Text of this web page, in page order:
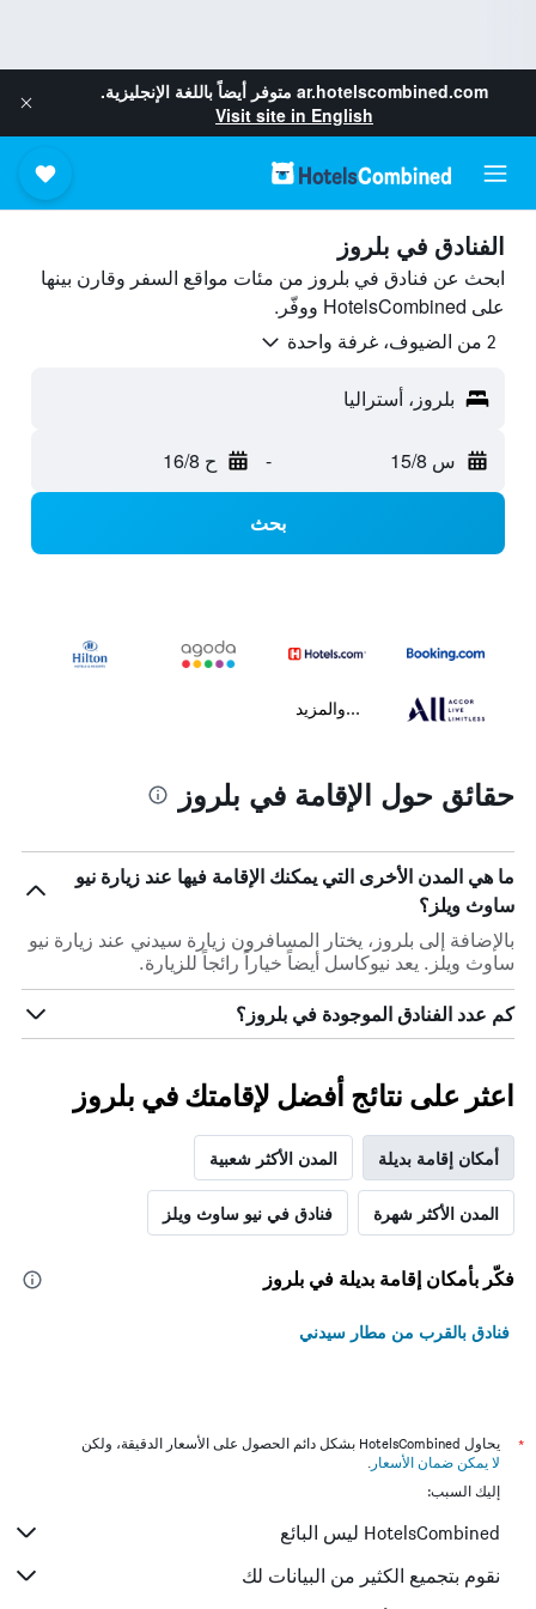
ar.hotelscombined.com متوفر أيضاً باللغة الإنجليزية.
Visit site in English
الفنادق في بلروز
ابحث عن فنادق في بلروز من مئات مواقع السفر وقارن بينها
على HotelsCombined ووفّر.
2 من الضيوف، غرفة واحدة
بلروز، أستراليا
س 15/8 - ح 16/8
بحث
...والمزيد
حقائق حول الإقامة في بلروز
ما هي المدن الأخرى التي يمكنك الإقامة فيها عند زيارة نيو
ساوث ويلز؟
بالإضافة إلى بلروز، يختار المسافرون زيارة سيدني عند زيارة نيو
ساوث ويلز. يعد نيوكاسل أيضاً خياراً رائجاً للزيارة.
كم عدد الفنادق الموجودة في بلروز؟
اعثر على نتائج أفضل لإقامتك في بلروز
أمكان إقامة بديلة المدن الأكثر شعبية
المدن الأكثر شهرة فنادق في نيو ساوث ويلز
فكّر بأمكان إقامة بديلة في بلروز
فنادق بالقرب من مطار سيدني
*
يحاول HotelsCombined بشكل دائم الحصول على الأسعار الدقيقة، ولكن
لا يمكن ضمان الأسعار .
إليك السبب:
HotelsCombined ليس البائع
نقوم بتجميع الكثير من البيانات لك